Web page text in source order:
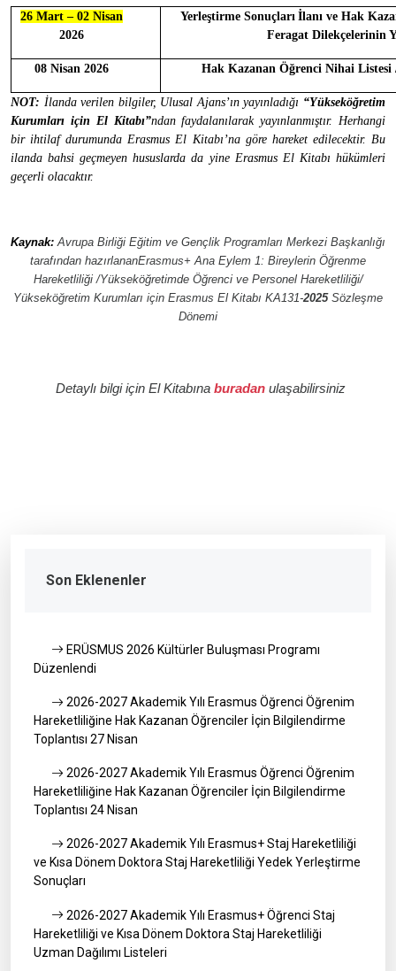
26 Mart – 02 Nisan
2026
Yerleştirme Sonuçları İlanı ve Hak
Feragat Dilekçelerinin
08 Nisan 2026 Hak Kazanan Öğrenci Nihai Listesi
NOT: İlanda verilen bilgiler, Ulusal Ajans’ın yayınladığı “Yükseköğretim
Kurumları için El Kitabı”ndan faydalanılarak yayınlanmıştır. Herhangi
bir ihtilaf durumunda Erasmus El Kitabı’na göre hareket edilecektir. Bu
ilanda bahsi geçmeyen hususlarda da yine Erasmus El Kitabı hükümleri
geçerli olacaktır.
Kaynak: Avrupa Birliği Eğitim ve Gençlik Programları Merkezi Başkanlığı
tarafından hazırlananErasmus+ Ana Eylem 1: Bireylerin Öğrenme
Hareketliliği /Yükseköğretimde Öğrenci ve Personel Hareketliliği/
Yükseköğretim Kurumları için Erasmus El Kitabı KA131-2025 Sözleşme
Dönemi
Detaylı bilgi için El Kitabınaburadan ulaşabilirsiniz
Son Eklenenler
ERÜSMUS 2026 Kültürler Buluşması Programı
Düzenlendi
2026-2027 Akademik Yılı Erasmus Öğrenci Öğrenim
Hareketliliğine Hak Kazanan Öğrenciler İçin Bilgilendirme
Toplantısı 27 Nisan
2026-2027 Akademik Yılı Erasmus Öğrenci Öğrenim
Hareketliliğine Hak Kazanan Öğrenciler İçin Bilgilendirme
Toplantısı 24 Nisan
2026-2027 Akademik Yılı Erasmus+ Staj Hareketliliği
ve Kısa Dönem Doktora Staj Hareketliliği Yedek Yerleştirme
Sonuçları
2026-2027 Akademik Yılı Erasmus+ Öğrenci Staj
Hareketliliği ve Kısa Dönem Doktora Staj Hareketliliği
Uzman Dağılımı Listeleri